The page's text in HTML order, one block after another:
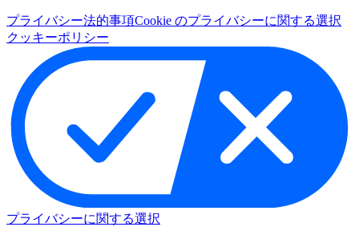
プライバシー法的事項Cookie のプライバシーに関する選択
クッキーポリシー
プライバシーに関する選択